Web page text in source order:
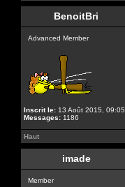
BenoitBri
Advanced Member
Inscrit le: 13 Août 2015, 09:05
Messages: 1186
Haut
imade
Member